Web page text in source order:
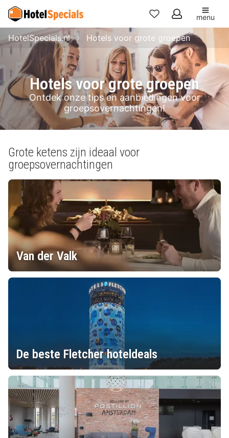
Mijn
favorieten
menu
Hotels voor grote groepen
Ontdek onze tips en aanbiedingen voor
groepsovernachtingen!
HotelSpecials.nl Hotels voor grote groepen
Grote ketens zijn ideaal voor
groepsovernachtingen
Van der Valk
De beste Fletcher hoteldeals